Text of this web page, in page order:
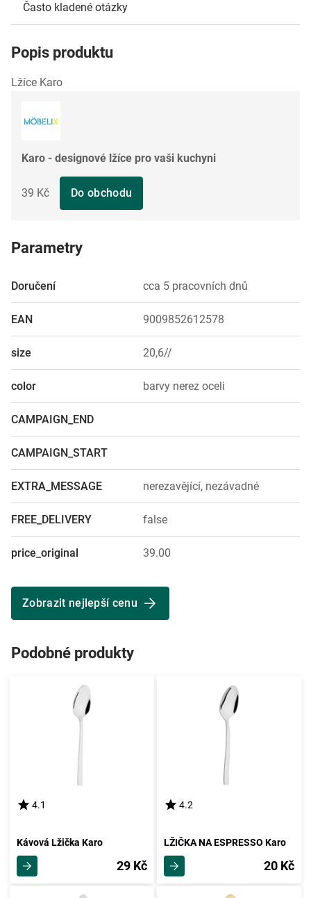
Často kladené otázky
Popis produktu
Lžíce Karo
Karo - designové lžíce pro vaši kuchyni
39 Kč Do obchodu
Parametry
Doručení cca 5 pracovních dnů
EAN 9009852612578
size 20,6//
color barvy nerez oceli
CAMPAIGN_END
CAMPAIGN_START
EXTRA_MESSAGE nerezavějící, nezávadné
FREE_DELIVERY false
price_original 39.00
Zobrazit nejlepší cenu
Podobné produkty
4.1
Kávová Lžička Karo
29 Kč
4.2
LŽIČKA NA ESPRESSO Karo
20 Kč